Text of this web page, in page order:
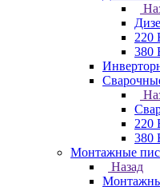
220
380
220
380
Монтажные
Назад